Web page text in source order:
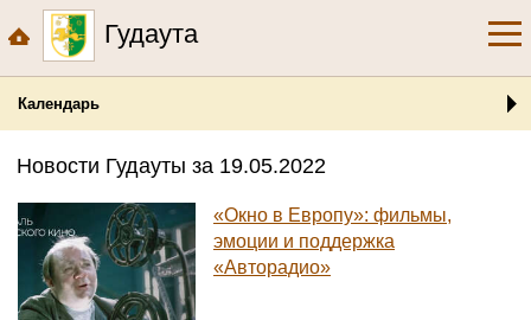
Гудаута
Календарь
Новости Гудауты за 19.05.2022
«Окно в Европу»: фильмы,
эмоции и поддержка
«Авторадио»